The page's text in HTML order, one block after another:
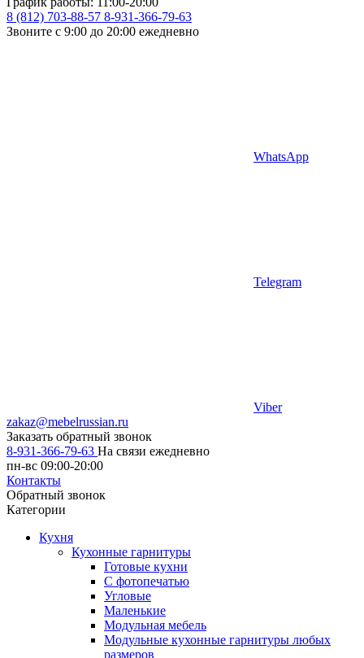
8 (812) 703-88-57 8-931-366-79-63
Звоните с 9:00 до 20:00 ежедневно
WhatsApp
Telegram
Viber
zakaz@mebelrussian.ru
Заказать обратный звонок
8-931-366-79-63 На связи ежедневно
пн-вс 09:00-20:00
Контакты
Обратный звонок
Категории
Кухня
Кухонные гарнитуры
Готовые кухни
С фотопечатью
Угловые
Маленькие
Модульная мебель
Модульные кухонные гарнитуры любых
размеров